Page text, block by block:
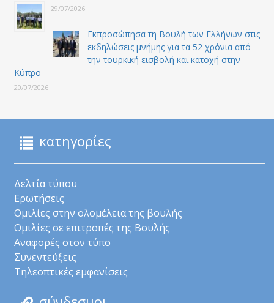
29/07/2026
Εκπροσώπησα τη Βουλή των Ελλήνων στις
εκδηλώσεις μνήμης για τα 52 χρόνια από
την τουρκική εισβολή και κατοχή στην
Κύπρο
20/07/2026
κατηγορίες
Δελτία τύπου
Ερωτήσεις
Ομιλίες στην ολομέλεια της βουλής
Ομιλίες σε επιτροπές της Βουλής
Αναφορές στον τύπο
Συνεντεύξεις
Τηλεοπτικές εμφανίσεις